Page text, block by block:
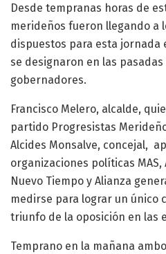
Desde tempranas horas de
merideños fueron llegando a
dispuestos para esta jornada
se designaron en las
gobernadores.
Francisco Melero, alcalde,
partido Progresistas
Alcides Monsalve, concejal,
organizaciones políticas
Nuevo Tiempo y Alianza
medirse para lograr un único
triunfo de la oposición en las
Temprano en la mañana